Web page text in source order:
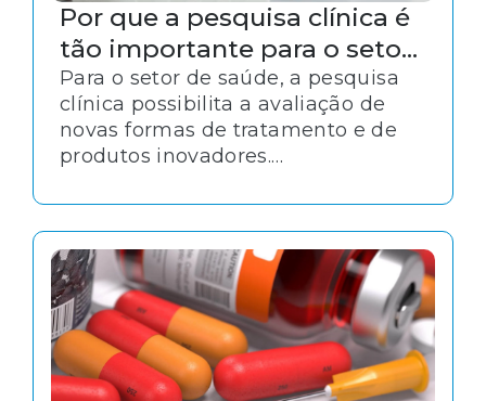
Por que a pesquisa clínica é
tão importante para o setor
de saúde?
Para o setor de saúde, a pesquisa
clínica possibilita a avaliação de
novas formas de tratamento e de
produtos inovadores.
pesquisa objetiva descobrir novas
metodologias terapêuticas para
substituir aquelas já existentes no
mercado.